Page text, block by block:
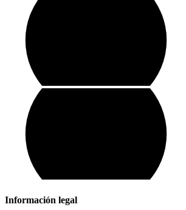
Información legal